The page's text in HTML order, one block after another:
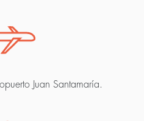
Juan Santamaría.